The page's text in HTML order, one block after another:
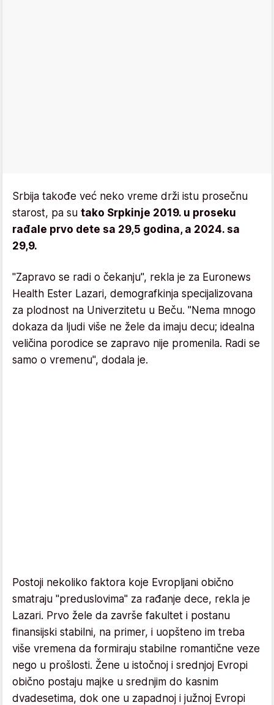
Srbija takođe već neko vreme drži istu prosečnu
starost, pa su tako Srpkinje 2019. u proseku
rađale prvo dete sa 29,5 godina, a 2024. sa
29,9.
"Zapravo se radi o čekanju", rekla je za Euronews
Health Ester Lazari, demografkinja specijalizovana
za plodnost na Univerzitetu u Beču. "Nema mnogo
dokaza da ljudi više ne žele da imaju decu; idealna
veličina porodice se zapravo nije promenila. Radi se
samo o vremenu", dodala je.
Postoji nekoliko faktora koje Evropljani obično
smatraju "preduslovima" za rađanje dece, rekla je
Lazari. Prvo žele da završe fakultet i postanu
finansijski stabilni, na primer, i uopšteno im treba
više vremena da formiraju stabilne romantične veze
nego u prošlosti. Žene u istočnoj i srednjoj Evropi
obično postaju majke u srednjim do kasnim
dvadesetima, dok one u zapadnoj i južnoj Evropi